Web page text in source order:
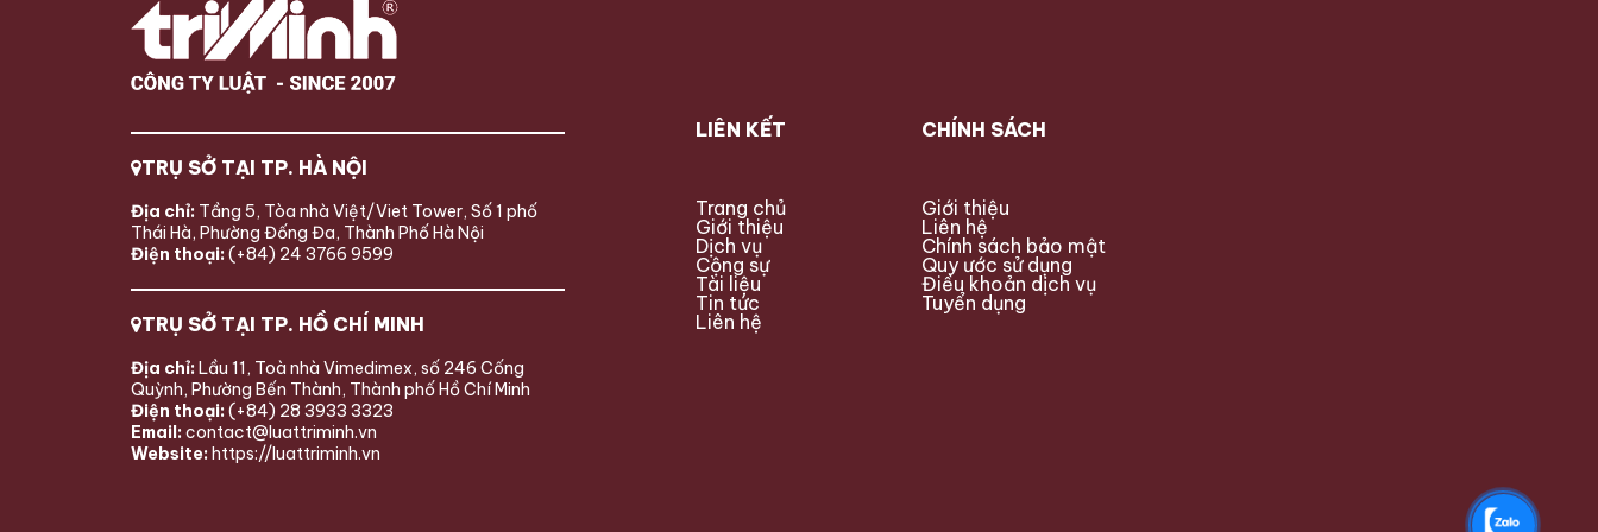
hiện có […]
TRỤ SỞ TẠI TP. HÀ NỘI
Địa chỉ: Tầng 5, Tòa nhà Việt/Viet Tower, Số 1 phố
Thái Hà, Phường Đống Đa, Thành Phố Hà Nội
Điện thoại: (+84) 24 3766 9599
TRỤ SỞ TẠI TP. HỒ CHÍ MINH
Địa chỉ: Lầu 11, Toà nhà Vimedimex, số 246 Cống
Quỳnh, Phường Bến Thành, Thành phố Hồ Chí Minh
Điện thoại: (+84) 28 3933 3323
Email: contact@luattriminh.vn
Website: https://luattriminh.vn
LIÊN KẾT
Trang chủ
Giới thiệu
Dịch vụ
Cộng sự
Tài liệu
Tin tức
Liên hệ
CHÍNH SÁCH
Giới thiệu
Liên hệ
Chính sách bảo mật
Quy ước sử dụng
Điều khoản dịch vụ
Tuyển dụng